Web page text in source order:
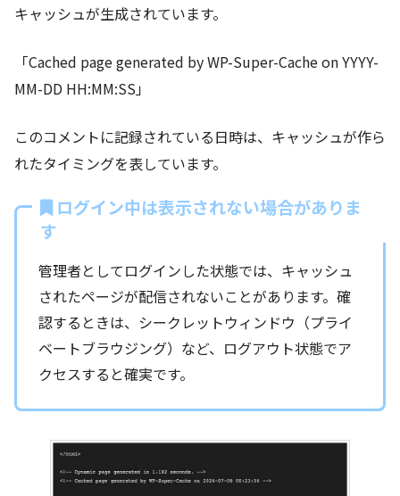
キャッシュが生成されています。
「Cached page generated by WP-Super-Cache on YYYY-
MM-DD HH:MM:SS」
このコメントに記録されている日時は、キャッシュが作ら
れたタイミングを表しています。
ログイン中は表示されない場合がありま
す
管理者としてログインした状態では、キャッシュ
されたページが配信されないことがあります。確
認するときは、シークレットウィンドウ（プライ
ベートブラウジング）など、ログアウト状態でア
クセスすると確実です。